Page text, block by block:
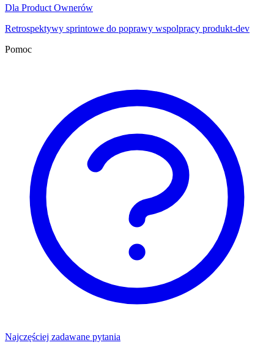
Dla Product Ownerów
Retrospektywy sprintowe do poprawy wspolpracy produkt-dev
Pomoc
Najczęściej zadawane pytania